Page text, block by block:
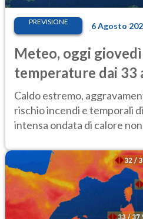
PREVISIONE 6 Agosto
Meteo, oggi
temperature dai 33
Caldo estremo,
rischio incendi e temporali
intensa ondata di calore